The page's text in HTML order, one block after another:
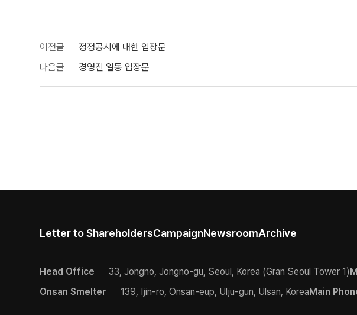
이전글
정정공시에 대한 입장문
다음글
경영진 일동 입장문
Letter to ShareholdersCampaignNewsroomArchive
Head Office 33, Jongno, Jongno-gu, Seoul, Korea (Gran Seoul Tower 1)
Onsan Smelter
139, Ijin-ro, Onsan-eup, Ulju-gun, Ulsan, Korea Main